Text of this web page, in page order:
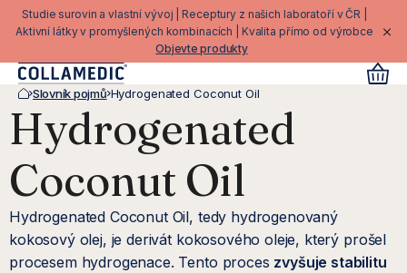
Přejít
na
Studie surovin a vlastní vývoj | Receptury z našich laboratoří v ČR |
Aktivní látky v promyšlených kombinacích | Kvalita přímo od výrobce
Objevte produkty
Domů
Slovník pojmů Hydrogenated Coconut Oil
Hydrogenated
Coconut Oil
Hydrogenated Coconut Oil, tedy hydrogenovaný
kokosový olej, je derivát kokosového oleje, který prošel
procesem hydrogenace. Tento proces zvyšuje stabilitu